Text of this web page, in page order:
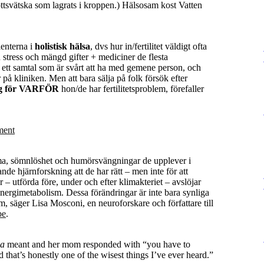
som lagrats i kroppen.) Hälsosam kost Vatten
i holistisk hälsa, dvs hur in/fertilitet väldigt ofta
och mängd gifter + mediciner de flesta
samtal som är svårt att ha med gemene person, och
kliniken. Men att bara sälja på folk försök efter
för VARFÖR hon/de har fertilitetsproblem, förefaller
sömnlöshet och humörsvängningar de upplever i
hjärnforskning att de har rätt – men inte för att
utförda före, under och efter klimakteriet – avslöjar
Dessa förändringar är inte bara synliga
säger Lisa Mosconi, en neuroforskare och författare till
.
meant and her mom responded with “you have to
honestly one of the wisest things I’ve ever heard.”